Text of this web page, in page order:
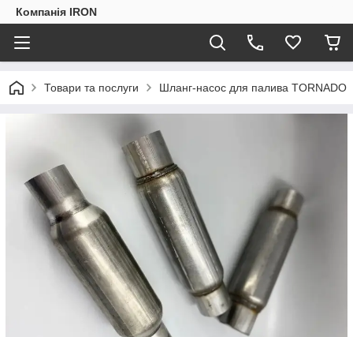
Компанія IRON
Товари та послуги Шланг-насос для палива TORNADO